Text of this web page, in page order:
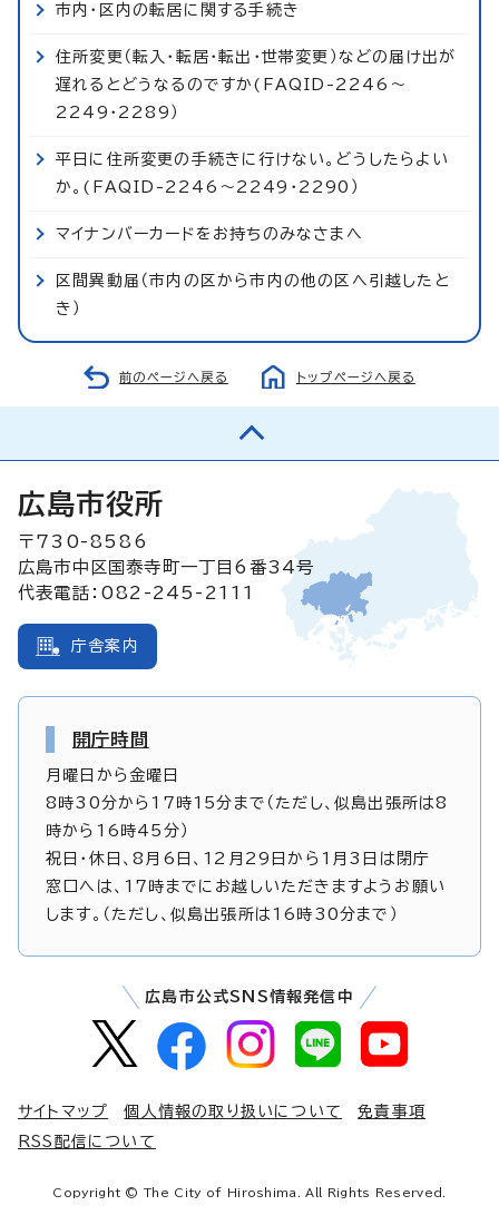
市内・区内の転居に関する手続き
住所変更（転入・転居・転出・世帯変更）などの届け出が
遅れるとどうなるのですか(FAQID-2246～
2249・2289）
平日に住所変更の手続きに行けない。どうしたらよい
か。(FAQID-2246～2249・2290）
マイナンバーカードをお持ちのみなさまへ
区間異動届（市内の区から市内の他の区へ引越したと
き）
前のページへ戻る トップページへ戻る
広島市役所
〒730-8586
広島市中区国泰寺町一丁目6番34号
代表電話：082-245-2111
庁舎案内
開庁時間
月曜日から金曜日
8時30分から17時15分まで（ただし、似島出張所は8
時から16時45分）
祝日・休日、8月6日、12月29日から1月3日は閉庁
窓口へは、17時までにお越しいただきますようお願い
します。（ただし、似島出張所は16時30分まで）
広島市公式SNS情報発信中
サイトマップ 個人情報の取り扱いについて
免責事項
RSS配信について
Copyright © The City of Hiroshima. All Rights Reserved.